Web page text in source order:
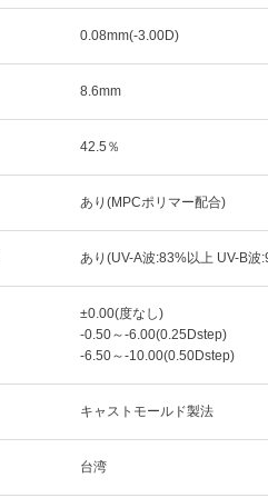
0.08mm(-3.00D)
8.6mm
42.5％
あり(MPCポリマー配合)
あり(UV-A波:83%以上 UV-B波
±0.00(度なし)
-0.50～-6.00(0.25Dstep)
-6.50～-10.00(0.50Dstep)
キャストモールド製法
台湾